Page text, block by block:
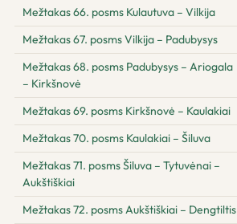
Mežtakas 66. posms Kulautuva – Vilkija
Mežtakas 67. posms Vilkija – Padubysys
Mežtakas 68. posms Padubysys – Ariogala
– Kirkšnovė
Mežtakas 69. posms Kirkšnovė – Kaulakiai
Mežtakas 70. posms Kaulakiai – Šiluva
Mežtakas 71. posms Šiluva – Tytuvėnai –
Aukštiškiai
Mežtakas 72. posms Aukštiškiai – Dengtiltis